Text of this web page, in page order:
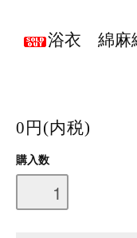
浴衣 綿麻
0円(内税)
購入数